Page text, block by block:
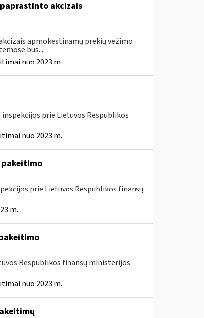
akcizais
apmokestinamų prekių vežimo
bus...
nuo 2023 m.
inspekcijos prie Lietuvos Respublikos
nuo 2023 m.
pakeitimo
prie Lietuvos Respublikos finansų
m.
Respublikos finansų ministerijos
nuo 2023 m.